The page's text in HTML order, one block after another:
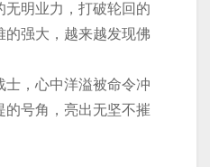
无明业力，打破轮回的
的强大，越来越发现佛
士，心中洋溢被命令冲
的号角，亮出无坚不摧